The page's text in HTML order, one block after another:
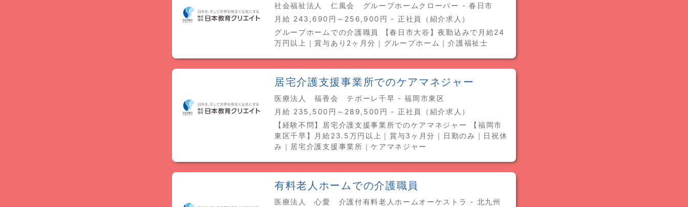
社会福祉法人 仁風会 グループホームクローバー - 春日市
月給 243,690円～256,900円 - 正社員（紹介求人）
グループホームでの介護職員 【春日市大谷】夜勤込みで月給24
万円以上｜賞与あり2ヶ月分｜グループホーム｜介護福祉士
居宅介護支援事業所でのケアマネジャー
医療法人 福香会 テポーレ千早 - 福岡市東区
月給 235,500円～289,500円 - 正社員（紹介求人）
【経験不問】居宅介護支援事業所でのケアマネジャー 【福岡市
東区千早】月給23.5万円以上｜賞与3ヶ月分｜日勤のみ｜日祝休
み｜居宅介護支援事業所｜ケアマネジャー
有料老人ホームでの介護職員
医療法人 心愛 介護付有料老人ホームオーケストラ - 北九州